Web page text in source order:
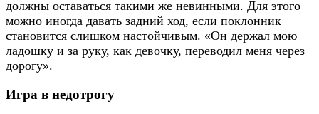
должны оставаться такими же невинными. Для этого
можно иногда давать задний ход, если поклонник
становится слишком настойчивым. «Он держал мою
ладошку и за руку, как девочку, переводил меня через
дорогу».
Игра в недотрогу